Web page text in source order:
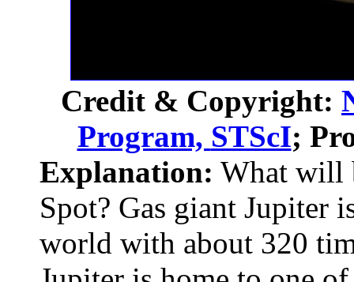
Credit & Copyright:
Program, STScI;
Explanation: What will
Spot? Gas giant Jupiter
world with about 320